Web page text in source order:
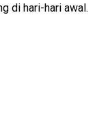
di hari-hari awal.